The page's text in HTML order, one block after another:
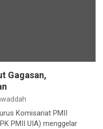
Gagasan,
Komisariat PMII
PMII UIA) menggelar